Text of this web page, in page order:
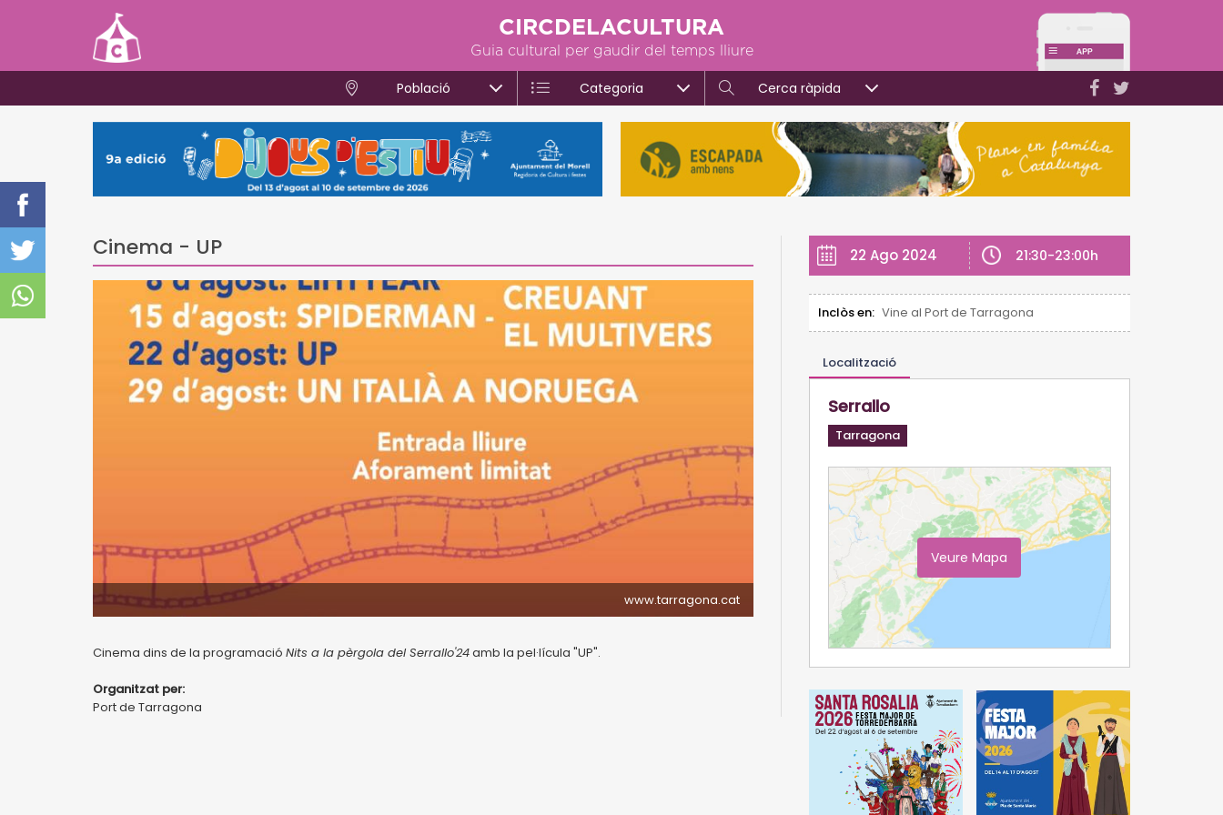
CIRCDELACULTURA
Guia cultural per gaudir del temps lliure
Població Categoria Cerca ràpida
Cinema - UP
www.tarragona.cat
Cinema dins de la programació Nits a la pèrgola del Serrallo'24amb la pel·lícula "UP".
Organitzat per:
Port de Tarragona
22 Ago 2024 21:30-23:00h
Inclòs en: Vine al Port de Tarragona
Localització
Serrallo
Tarragona
Veure Mapa